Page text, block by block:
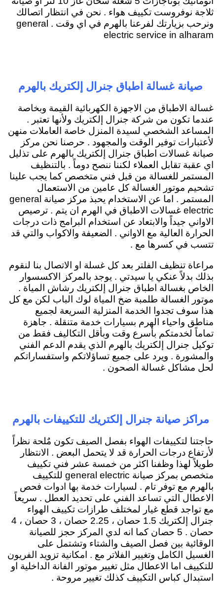
ثلاجة نوفروست تكييف هواء . نحن في انتظار اتصالك
ونرحب بزيارتك لفرعنا بالهرم في اي وقت . general
electric service in alharam
صيانة غسالة اطباق جنرال إلكتريك بالهرم
غسالة الاطباق من الاجهزة الكهربائية القيمة وبخاصة
عندما تكون من شركة جنرال إلكتريك ولأنها تعتبر .
المساعد الشخصي لسيدة المنزل خاصة العاملات منهن
لأعتبارات توفير الوقت والمجهود . حرصنا نحن مركز
صيانة غسالات اطباق جنرال إلكتريك بالهرم على تذليل
اي عقبة تقابل العملاء لكننا ننصح دوماً . بالتنظيف
المستمر للغسالة من قبل فني متخصص كما يجب علينا
تشحيم موتور الغسالة كل عامين من الاستعمال
المستمر . اما عن الاستخدام يحبذ مركز صيانة general
electric غسالات الاطباق في الهرم ان يتم . ترصيص
الاواني جيداً والابتعاد عن استخدام البرامج ذات درجات
الحرارة العالية مع الاواني . الضعيفة والاكواب والتي قد
تتسب في كسرها مع .
مراعاة تنظيف الفلتر بعد كل غسلة او الاتصال بنا لنقوم
بذلك بدلاً عنكي يا سيدتي . يوجد بالمركز الاكسسوار
الخاص بغسالة اطباق جنرال إلكتريك رشاش المياة .
موتور الغسالة طلمبة ضخ المياة لوك الباب لكن مع كل
هذا سوف تجدوا الخدمة المنزلية السريعة لجميع
مناطق واحياء الهرم بسيارات خدمة متنقلة . جاهزة
تماماً لخدمتكم بأسرع وقت وبأقل التكاليف فقط من
توكيل جنرال إلكتريك بالهرم الذي يقدم الدعم الفني
والمشورة . ويرد على جميع تساؤلاتكم واستفساراتكم
لحل مشاكل غسالة الصحون .
مراكز صيانة جنرال إلكتريك للتكييفات بالهرم
حاجتنا لتكييفات الهواء بفصل الصيف تكون مٌلحة نظراً
لأرتفاع درجات الحرارة قد لا يتحمل البعض . الانتظار
طويلاً لهذا وظفنا اكثر من خمسة عشر فني تكييف
متخصص بمركز صيانة general electric للتكييف
بالهرم مع توفر تام . لسيارات خدمة بها ادوات فحص
الاعطال التي تساعد الفني على تحديد العطل . سريعاً
مع تواجد قطع غيار لمختلف طرازات تكييف الهواء
جنرال إلكتريك 1.5 حصان ، 2.25 حصان ، 3 حصان ، 4
حصان . 5 حصان كما انه لدي المركز حجز للصيانة
الوقائية بين فصل الصيف والشتاء وتشتمل على
الغسيل الكامل وتغيير الفلاتر مع . امكانية تزويد الفريون
للتكييف اما الاعطال مثل تغيير موتور الفانة الداخلية او
استبدال كباس التكييف كذلك تغيير مروحة .